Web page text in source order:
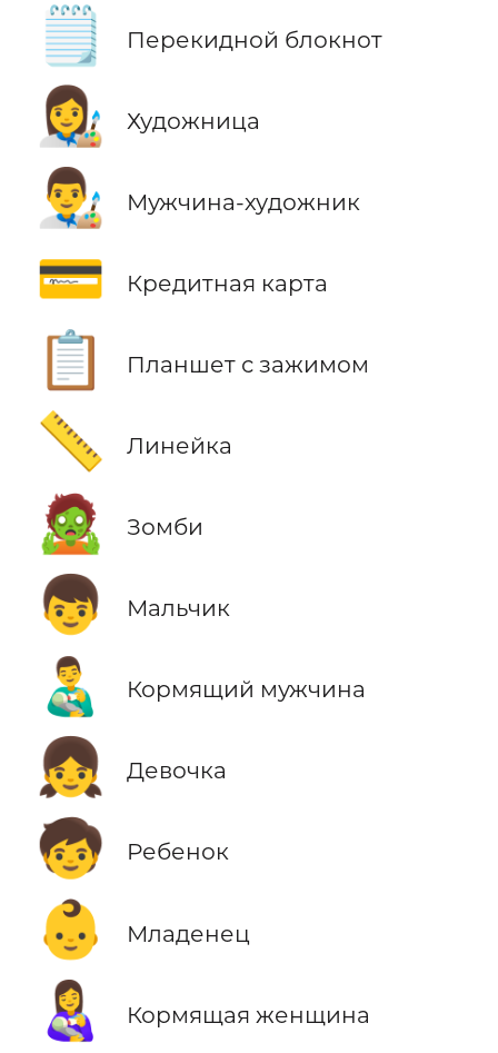
🗒️ Перекидной блокнот
👩‍🎨 Художница
👨‍🎨 Мужчина-художник
💳 Кредитная карта
📋 Планшет с зажимом
📏 Линейка
🧟 Зомби
👦 Мальчик
👨‍🍼 Кормящий мужчина
👧 Девочка
🧒 Ребенок
👶 Младенец
👩‍🍼 Кормящая женщина